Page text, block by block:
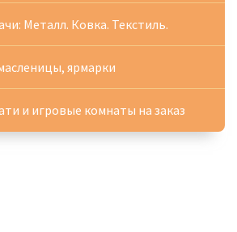
Металл. Ковка. Текстиль.
ярмарки
и игровые комнаты на заказ